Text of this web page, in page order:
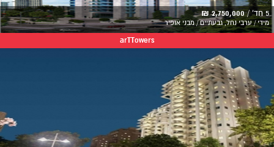
5 חד' / 2,750,000 ₪
מידי / ערבי נחל, גבעתיים / מבני אופיר
arTTowers